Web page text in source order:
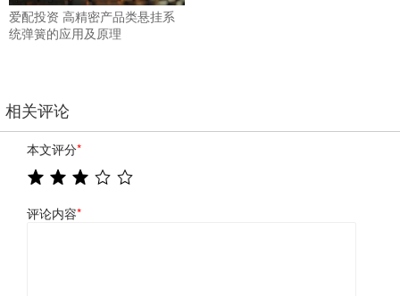
爱配投资 高精密产品类悬挂系
统弹簧的应用及原理
相关评论
本文评分*
评论内容*